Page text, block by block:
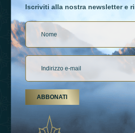
Collegamenti
Iscriviti alla nostra newsletter e
ABBONATI